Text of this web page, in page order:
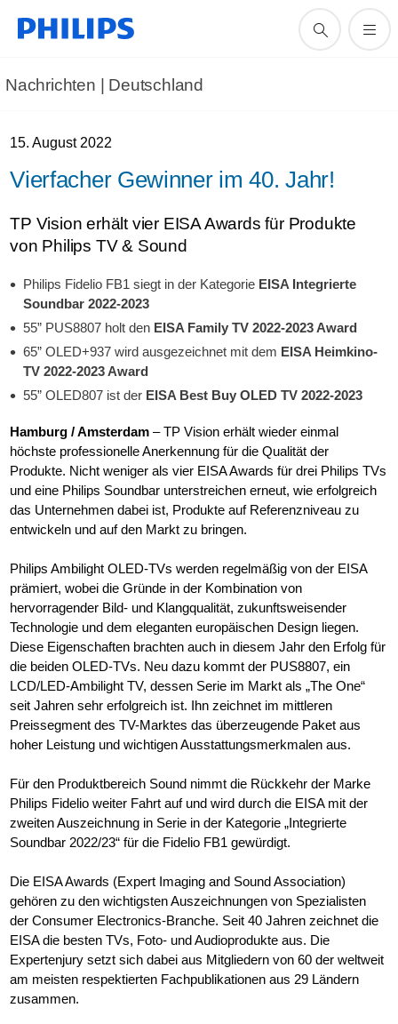
Nachrichten | Deutschland
15. August 2022
Vierfacher Gewinner im 40. Jahr!
TP Vision erhält vier EISA Awards für Produkte
von Philips TV & Sound
Philips Fidelio FB1 siegt in der Kategorie EISA Integrierte
Soundbar 2022-2023
55” PUS8807 holt den EISA Family TV 2022-2023 Award
65” OLED+937 wird ausgezeichnet mit dem EISA Heimkino-
TV 2022-2023 Award
55” OLED807 ist der EISA Best Buy OLED TV 2022-2023
Hamburg / Amsterdam – TP Vision erhält wieder einmal
höchste professionelle Anerkennung für die Qualität der
Produkte. Nicht weniger als vier EISA Awards für drei Philips TVs
und eine Philips Soundbar unterstreichen erneut, wie erfolgreich
das Unternehmen dabei ist, Produkte auf Referenzniveau zu
entwickeln und auf den Markt zu bringen.
Philips Ambilight OLED-TVs werden regelmäßig von der EISA
prämiert, wobei die Gründe in der Kombination von
hervorragender Bild- und Klangqualität, zukunftsweisender
Technologie und dem eleganten europäischen Design liegen.
Diese Eigenschaften brachten auch in diesem Jahr den Erfolg für
die beiden OLED-TVs. Neu dazu kommt der PUS8807, ein
LCD/LED-Ambilight TV, dessen Serie im Markt als „The One“
seit Jahren sehr erfolgreich ist. Ihn zeichnet im mittleren
Preissegment des TV-Marktes das überzeugende Paket aus
hoher Leistung und wichtigen Ausstattungsmerkmalen aus.
Für den Produktbereich Sound nimmt die Rückkehr der Marke
Philips Fidelio weiter Fahrt auf und wird durch die EISA mit der
zweiten Auszeichnung in Serie in der Kategorie „Integrierte
Soundbar 2022/23“ für die Fidelio FB1 gewürdigt.
Die EISA Awards (Expert Imaging and Sound Association)
gehören zu den wichtigsten Auszeichnungen von Spezialisten
der Consumer Electronics-Branche. Seit 40 Jahren zeichnet die
EISA die besten TVs, Foto- und Audioprodukte aus. Die
Expertenjury setzt sich dabei aus Mitgliedern von 60 der weltweit
am meisten respektierten Fachpublikationen aus 29 Ländern
zusammen.